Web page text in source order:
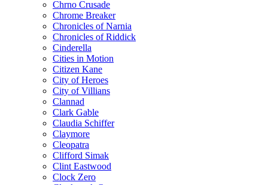
Chrno Crusade
Chrome Breaker
Chronicles of Narnia
Chronicles of Riddick
Cinderella
Cities in Motion
Citizen Kane
City of Heroes
City of Villians
Clannad
Clark Gable
Claudia Schiffer
Claymore
Cleopatra
Clifford Simak
Clint Eastwood
Clock Zero